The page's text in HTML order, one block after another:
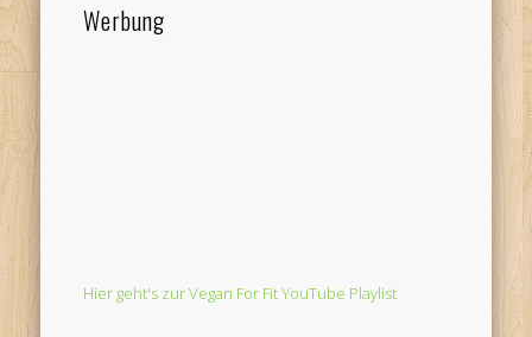
Werbung
Hier geht's zur Vegan For Fit YouTube Playlist